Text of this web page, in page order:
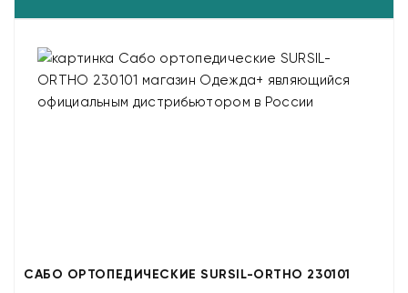
САБО ОРТОПЕДИЧЕСКИЕ SURSIL-ORTHO 230101